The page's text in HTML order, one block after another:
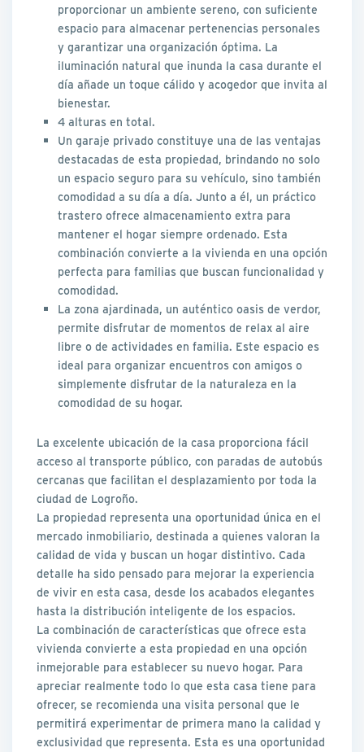
proporcionar un ambiente sereno, con suficiente
espacio para almacenar pertenencias personales
y garantizar una organización óptima. La
iluminación natural que inunda la casa durante el
día añade un toque cálido y acogedor que invita al
bienestar.
4 alturas en total.
Un garaje privado constituye una de las ventajas
destacadas de esta propiedad, brindando no solo
un espacio seguro para su vehículo, sino también
comodidad a su día a día. Junto a él, un práctico
trastero ofrece almacenamiento extra para
mantener el hogar siempre ordenado. Esta
combinación convierte a la vivienda en una opción
perfecta para familias que buscan funcionalidad y
comodidad.
La zona ajardinada, un auténtico oasis de verdor,
permite disfrutar de momentos de relax al aire
libre o de actividades en familia. Este espacio es
ideal para organizar encuentros con amigos o
simplemente disfrutar de la naturaleza en la
comodidad de su hogar.
La excelente ubicación de la casa proporciona fácil
acceso al transporte público, con paradas de autobús
cercanas que facilitan el desplazamiento por toda la
ciudad de Logroño.
La propiedad representa una oportunidad única en el
mercado inmobiliario, destinada a quienes valoran la
calidad de vida y buscan un hogar distintivo. Cada
detalle ha sido pensado para mejorar la experiencia
de vivir en esta casa, desde los acabados elegantes
hasta la distribución inteligente de los espacios.
La combinación de características que ofrece esta
vivienda convierte a esta propiedad en una opción
inmejorable para establecer su nuevo hogar. Para
apreciar realmente todo lo que esta casa tiene para
ofrecer, se recomienda una visita personal que le
permitirá experimentar de primera mano la calidad y
exclusividad que representa. Esta es una oportunidad